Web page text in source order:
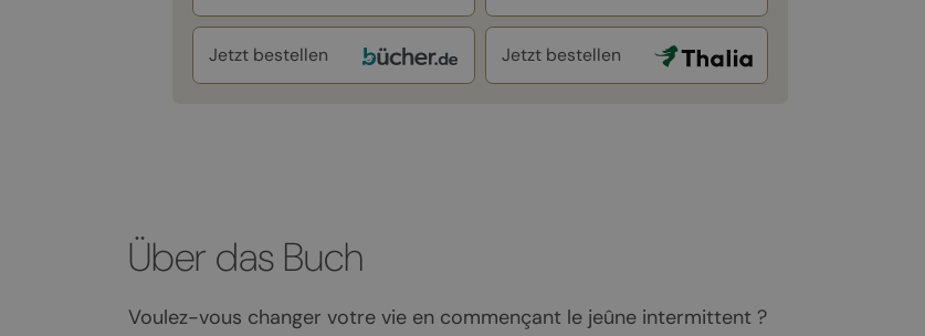
Jetzt bestellen Jetzt bestellen
Über das Buch
Voulez-vous changer votre vie en commençant le jeûne intermittent ?